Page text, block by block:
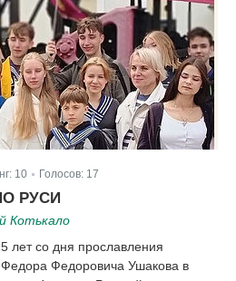
10 Голосов: 17
РУСИ
Котькало
лет со дня прославления
Федоровича Ушакова в